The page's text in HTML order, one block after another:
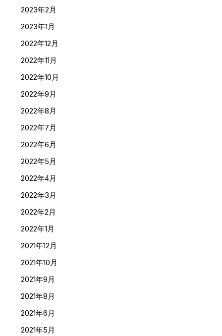
2023年2月
2023年1月
2022年12月
2022年11月
2022年10月
2022年9月
2022年8月
2022年7月
2022年6月
2022年5月
2022年4月
2022年3月
2022年2月
2022年1月
2021年12月
2021年10月
2021年9月
2021年8月
2021年6月
2021年5月